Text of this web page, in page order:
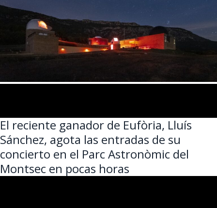
El reciente ganador de Eufòria, Lluís
Sánchez, agota las entradas de su
concierto en el Parc Astronòmic del
Montsec en pocas horas